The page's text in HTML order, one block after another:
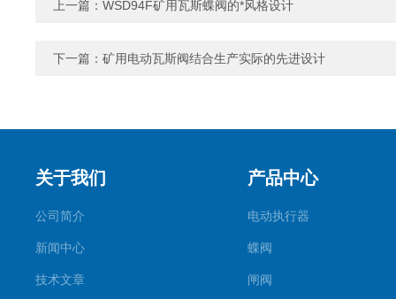
上一篇： WSD94F矿用瓦斯蝶阀的*风格设计
下一篇： 矿用电动瓦斯阀结合生产实际的先进设计
关于我们
公司简介
新闻中心
技术文章
产品中心
电动执行器
蝶阀
闸阀